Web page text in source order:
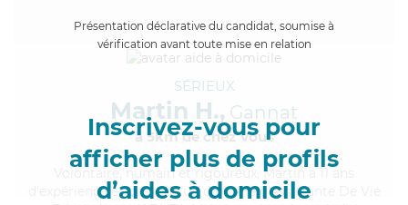
Présentation déclarative du candidat, soumise à
vérification avant toute mise en relation
Inscrivez-vous pour
afficher plus de profils
d’aides à domicile
SÉRIEUX
Martin H., Gannat
à 5km de chez Vous
, humain et rigoureux, Martin a 11 ans
d'expérience et possède un diplôme d'Assistante De Vie